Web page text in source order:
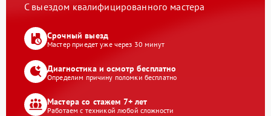
С выездом квалифицированного мастера
Срочный выезд
Мастер приедет уже через 30 минут
Диагностика и осмотр бесплатно
Определим причину поломки бесплатно
Мастера со стажем 7+ лет
Работаем с техникой любой сложности